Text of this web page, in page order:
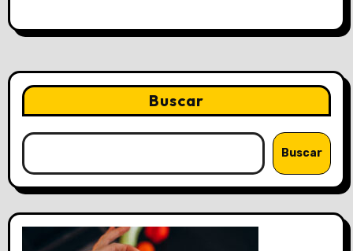
Buscar
Buscar